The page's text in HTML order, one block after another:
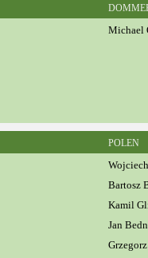
Michael
POLEN
Bartosz
Kamil
Jan